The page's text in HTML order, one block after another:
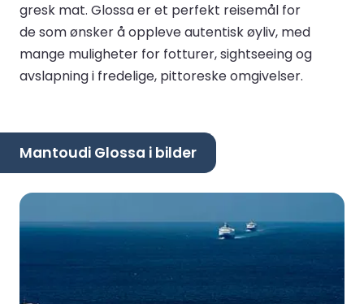
gresk mat. Glossa er et perfekt reisemål for
de som ønsker å oppleve autentisk øyliv, med
mange muligheter for fotturer, sightseeing og
avslapning i fredelige, pittoreske omgivelser.
Mantoudi Glossa i bilder